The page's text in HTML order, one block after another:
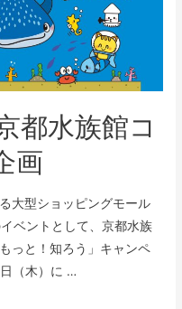
都水族館コ
画
大型ショッピングモール
ベントとして、京都水族
っと！知ろう」キャンペ
（木）に …